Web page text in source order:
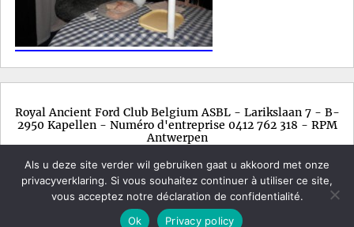
Royal Ancient Ford Club Belgium ASBL - Larikslaan 7 - B-
2950 Kapellen - Numéro d'entreprise 0412 762 318 - RPM
Antwerpen
Copyright © 2026. Royal Ancient Ford Club Belgium
Powered ByWordPressandMeritorious
Als u deze site verder wil gebruiken gaat u akkoord met onze
privacyverklaring. Si vous souhaitez continuer à utiliser ce site,
vous acceptez notre déclaration de confidentialité.
Ok
Privacy policy